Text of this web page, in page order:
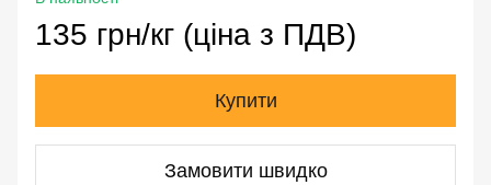
135 грн/кг (ціна з ПДВ)
Купити
Замовити швидко